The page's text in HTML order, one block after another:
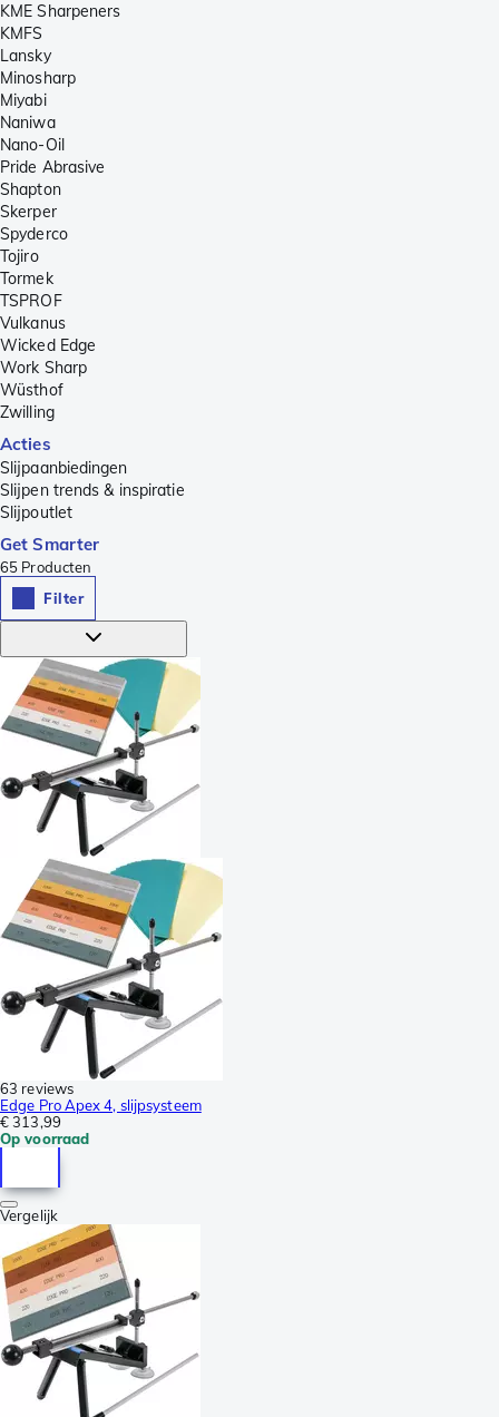
KME Sharpeners
KMFS
Lansky
Minosharp
Miyabi
Naniwa
Nano-Oil
Pride Abrasive
Shapton
Skerper
Spyderco
Tojiro
Tormek
TSPROF
Vulkanus
Wicked Edge
Work Sharp
Wüsthof
Zwilling
Acties
Slijpaanbiedingen
Slijpen trends & inspiratie
Slijpoutlet
Get Smarter
65 Producten
Filter
63 reviews
Edge Pro Apex 4, slijpsysteem
€ 313,99
Op voorraad
Vergelijk